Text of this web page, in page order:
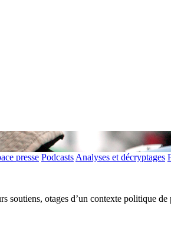
presse Podcasts Analyses et décryptages
soutiens, otages d’un contexte politique de